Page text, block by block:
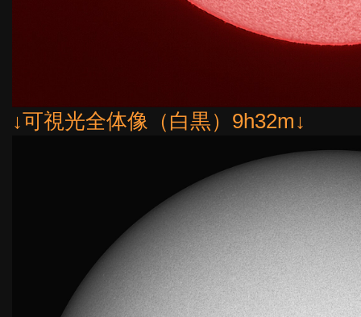
↓可視光全体像（白黒）9h32m↓